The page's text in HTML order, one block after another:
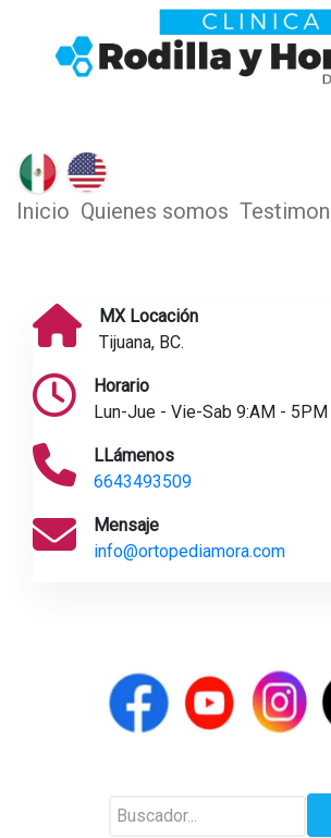
Inicio Quienes somos
MX Locación
Tijuana, BC.
Horario
Lun-Jue - Vie-Sab 9:AM - 5PM
LLámenos
6643493509
Mensaje
info@ortopediamora.com